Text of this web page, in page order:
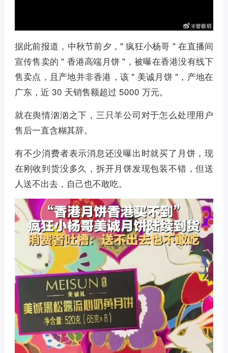
据此前报道，中秋节前夕，" 疯狂小杨哥 " 在直播间
宣传售卖的 " 香港高端月饼 "，被曝在香港没有线下
售卖点，且产地并非香港，该 " 美诚月饼 "，产地在
广东，近 30 天销售额超过 5000 万元。
就在舆情汹汹之下，三只羊公司对于怎么处理用户
售后一直含糊其辞。
有不少消费者表示消息还没曝出时就买了月饼，现
在刚收到货没多久，拆开月饼发现包装不错，但送
人送不出去，自己也不敢吃。